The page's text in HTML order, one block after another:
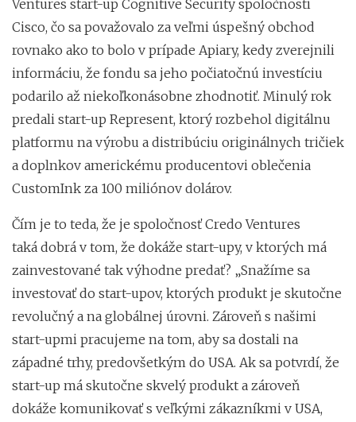
Ventures start-up Cognitive Security spoločnosti
Cisco, čo sa považovalo za veľmi úspešný obchod
rovnako ako to bolo v prípade Apiary, kedy zverejnili
informáciu, že fondu sa jeho počiatočnú investíciu
podarilo až niekoľkonásobne zhodnotiť. Minulý rok
predali start-up Represent, ktorý rozbehol digitálnu
platformu na výrobu a distribúciu originálnych tričiek
a doplnkov americkému producentovi oblečenia
CustomInk za 100 miliónov dolárov.
Čím je to teda, že je spoločnosť Credo Ventures
taká dobrá v tom, že dokáže start-upy, v ktorých má
zainvestované tak výhodne predať? „Snažíme sa
investovať do start-upov, ktorých produkt je skutočne
revolučný a na globálnej úrovni. Zároveň s našimi
start-upmi pracujeme na tom, aby sa dostali na
západné trhy, predovšetkým do USA. Ak sa potvrdí, že
start-up má skutočne skvelý produkt a zároveň
dokáže komunikovať s veľkými zákazníkmi v USA,